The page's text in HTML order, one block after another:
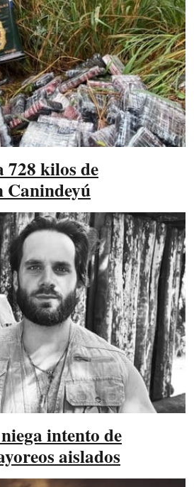
728 kilos de
Canindeyú
intento de
aislados